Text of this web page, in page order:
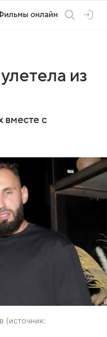
онлайн
из
вместе с
источник: